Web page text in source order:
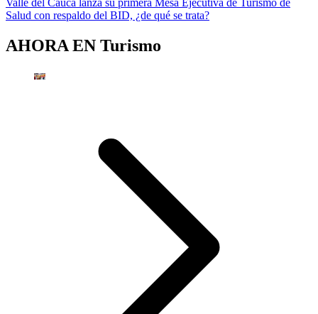
Valle del Cauca lanza su primera Mesa Ejecutiva de Turismo de
Salud con respaldo del BID, ¿de qué se trata?
AHORA EN Turismo